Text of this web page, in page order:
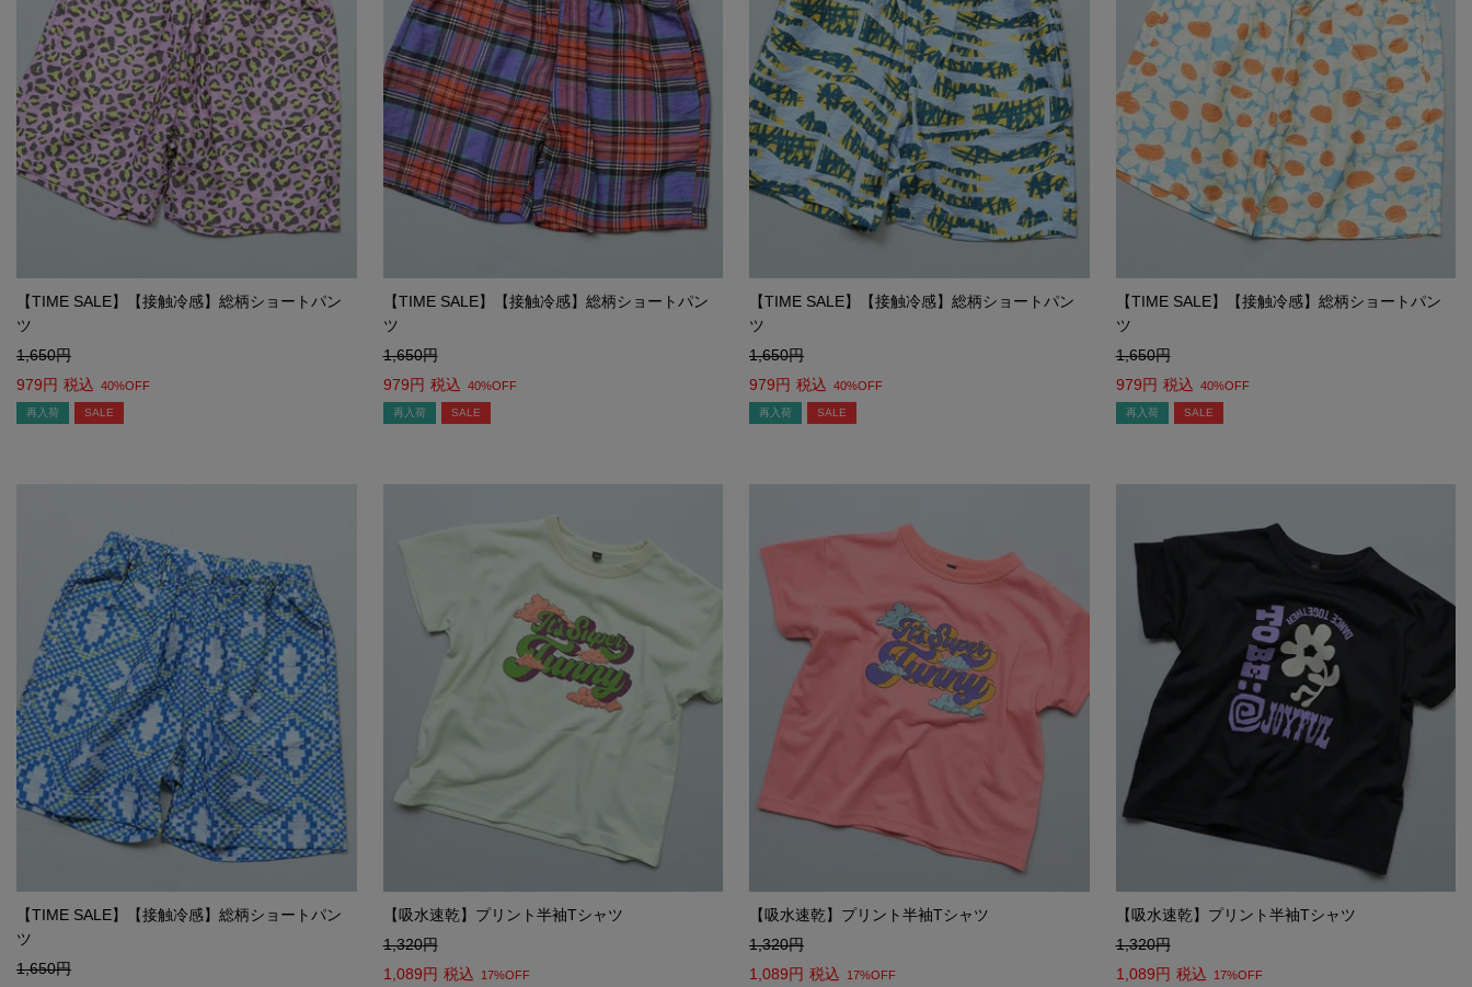
【TIME SALE】【接触冷感】総柄ショートパン
ツ
1,650
979
税込 40%OFF
再入荷 SALE
【TIME SALE】【接触冷感】総柄ショートパン
ツ
1,650
979
税込 40%OFF
再入荷 SALE
【TIME SALE】【接触冷感】総柄ショートパン
ツ
1,650
979
税込 40%OFF
再入荷 SALE
【TIME SALE】【接触冷感】総柄ショートパン
ツ
1,650
979
税込 40%OFF
再入荷 SALE
【TIME SALE】【接触冷感】総柄ショートパン
ツ
1,650
【吸水速乾】プリント半袖Tシャツ
1,320
1,089
税込 17%OFF
【吸水速乾】プリント半袖Tシャツ
1,320
1,089
税込 17%OFF
【吸水速乾】プリント半袖Tシャツ
1,320
1,089
税込 17%OFF